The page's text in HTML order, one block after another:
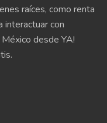
raíces, como renta
interactuar con
desde YA!